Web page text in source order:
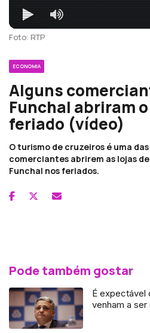
Foto: RTP
ECONOMIA
Alguns
Funchal abriram
feriado (vídeo)
O turismo de cruzeiros é uma
comerciantes abrirem as lojas
Funchal nos feriados.
Pode também gostar
É expectável
venham a